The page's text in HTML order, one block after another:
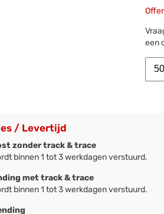
een
/ Levertijd
zonder track & trace
binnen 1 tot 3 werkdagen verstuurd.
met track & trace
binnen 1 tot 3 werkdagen verstuurd.